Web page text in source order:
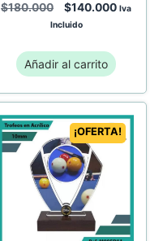
$180.000 $140.000 Iva
Incluido
Añadir al carrito
¡OFERTA!